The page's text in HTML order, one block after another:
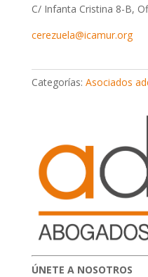
C/ Infanta Cristina 8-B,
cerezuela@icamur.org
Categorías: Asociados
ÚNETE A NOSOTROS